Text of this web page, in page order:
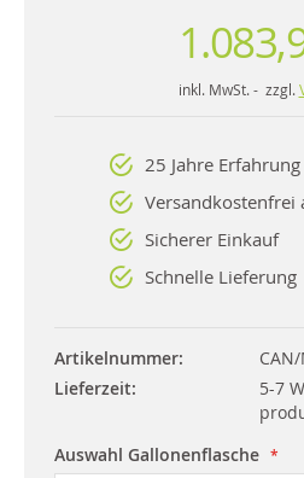
inkl. MwSt. - zzgl.
25 Jahre Erfahrung
Versandkostenfrei
Sicherer Einkauf
Schnelle Lieferung
Artikelnummer
Lieferzeit
5-7
Auswahl Gallonenflasche